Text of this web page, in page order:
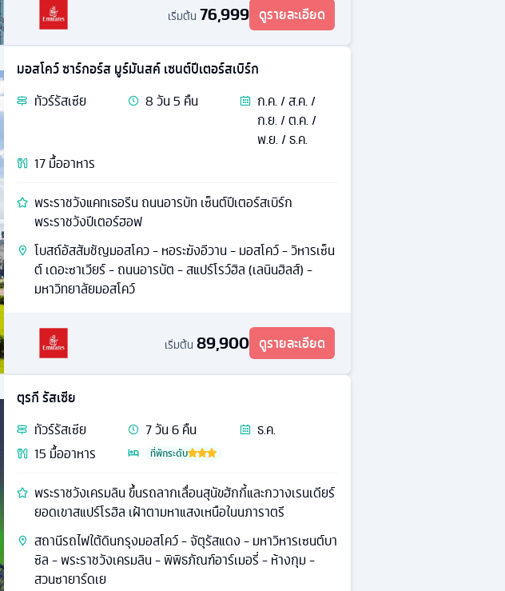
เริ่มต้น 76,999 ดูรายละเอียด
มอสโคว์ ซาร์กอร์ส มูร์มันสค์ เซนต์ปีเตอร์สเบิร์ก
ทัวร์รัสเซีย 8วัน5 คืน
ก.ค. / ส.ค. /
ก.ย. / ต.ค. /
พ.ย. / ธ.ค.
17มื้ออาหาร
พระราชวังแคทเธอรีน ถนนอารบัท เซ็นต์ปีเตอร์สเบิร์ก
พระราชวังปีเตอร์ฮอฟ
โบสถ์อัสสัมชัญมอสโคว - หอระฆังอีวาน - มอสโคว์ - วิหารเซ็น
ต์ เดอะซาเวียร์ - ถนนอารบัต - สแปร์โรว์ฮิล (เลนินฮิลส์) -
มหาวิทยาลัยมอสโคว์
เริ่มต้น 89,900 ดูรายละเอียด
ตุรกี รัสเซีย
ทัวร์รัสเซีย 7วัน6คืน
ธ.ค.
15 มื้ออาหาร ที่พักระดับ
พระราชวังเครมลิน ขึ้นรถลากเลื่อนสุนัขฮักกี้และกวางเรนเดียร์
ยอดเขาสแปร์โรฮิล เฝ้าตามหาแสงเหนือในนภาราตรี
สถานีรถไฟใต้ดินกรุงมอสโคว์ - จัตุรัสแดง - มหาวิหารเซนต์บา
ซิล - พระราชวังเครมลิน - พิพิธภัณฑ์อาร์เมอรี่ - ห้างกุม -
สวนซายาร์ดเย